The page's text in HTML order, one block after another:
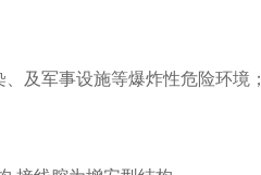
及军事设施等爆炸性危险环境；